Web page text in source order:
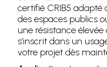
certifié CRIB5
des espaces publics
une résistance
s’inscrit dans un
votre projet dès